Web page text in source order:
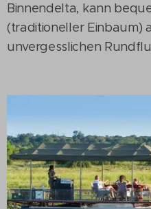
Binnendelta, kann
(traditioneller Einbaum)
unvergesslichen